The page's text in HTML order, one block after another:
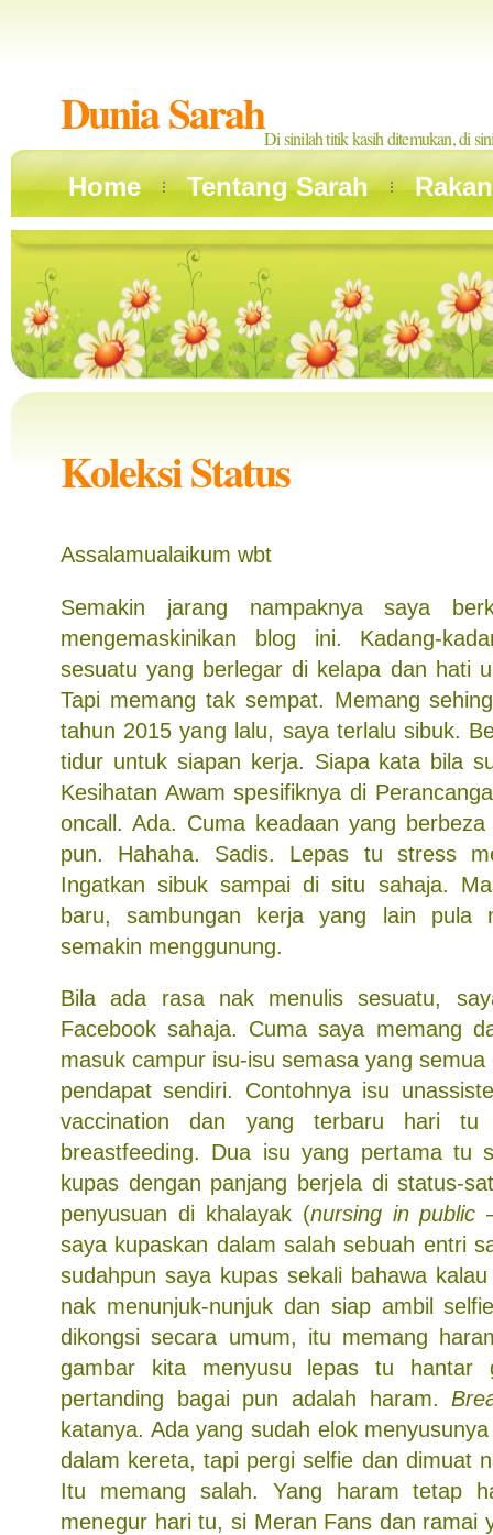
Dunia SarahDi sinilah titik kasih ditemukan, di
Home Tentang Sarah
Koleksi Status
Assalamualaikum wbt
Semakin jarang nampaknya saya
mengemaskinikan blog ini. Kadang-
sesuatu yang berlegar di kelapa dan hati
Tapi memang tak sempat. Memang
tahun 2015 yang lalu, saya terlalu sibuk.
tidur untuk siapan kerja. Siapa kata bila
Kesihatan Awam spesifiknya di
oncall. Ada. Cuma keadaan yang
pun. Hahaha. Sadis. Lepas tu stress
Ingatkan sibuk sampai di situ sahaja.
baru, sambungan kerja yang lain pula
semakin menggunung.
Bila ada rasa nak menulis sesuatu,
Facebook sahaja. Cuma saya memang
masuk campur isu-isu semasa yang
pendapat sendiri. Contohnya isu
vaccination dan yang terbaru hari
breastfeeding. Dua isu yang pertama tu
kupas dengan panjang berjela di status-
penyusuan di khalayak (nursing in public
saya kupaskan dalam salah sebuah entri
sudahpun saya kupas sekali bahawa
nak menunjuk-nunjuk dan siap ambil
dikongsi secara umum, itu memang
gambar kita menyusu lepas tu hantar
pertanding bagai pun adalah haram.
katanya. Ada yang sudah elok
dalam kereta, tapi pergi selfie dan dimuat
Itu memang salah. Yang haram tetap
menegur hari tu, si Meran Fans dan ramai